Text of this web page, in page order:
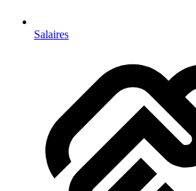
Salaires